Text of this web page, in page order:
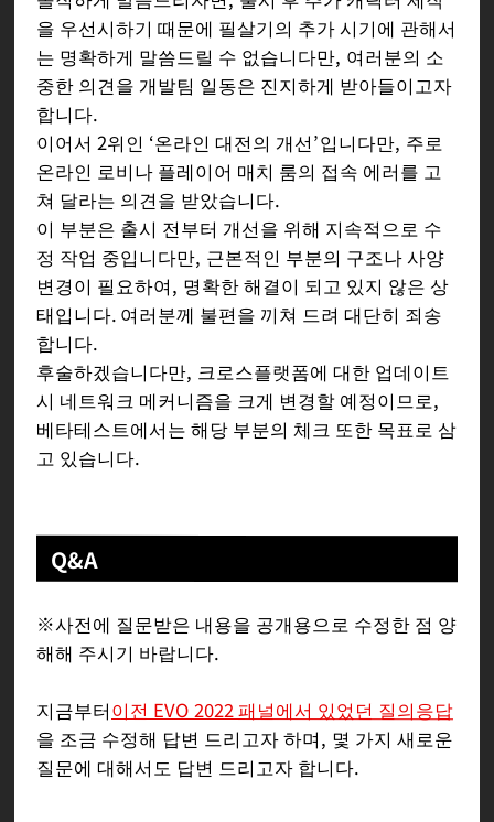
을 우선시하기 때문에 필살기의 추가 시기에 관해서
는 명확하게 말씀드릴 수 없습니다만, 여러분의 소
중한 의견을 개발팀 일동은 진지하게 받아들이고자
합니다.
이어서 2위인 ‘온라인 대전의 개선’입니다만, 주로
온라인 로비나 플레이어 매치 룸의 접속 에러를 고
쳐 달라는 의견을 받았습니다.
이 부분은 출시 전부터 개선을 위해 지속적으로 수
정 작업 중입니다만, 근본적인 부분의 구조나 사양
변경이 필요하여, 명확한 해결이 되고 있지 않은 상
태입니다. 여러분께 불편을 끼쳐 드려 대단히 죄송
합니다.
후술하겠습니다만, 크로스플랫폼에 대한 업데이트
시 네트워크 메커니즘을 크게 변경할 예정이므로,
베타테스트에서는 해당 부분의 체크 또한 목표로 삼
고 있습니다.
Q&A
※사전에 질문받은 내용을 공개용으로 수정한 점 양
해해 주시기 바랍니다.
지금부터이전 EVO 2022 패널에서 있었던 질의응답
을 조금 수정해 답변 드리고자 하며, 몇 가지 새로운
질문에 대해서도 답변 드리고자 합니다.